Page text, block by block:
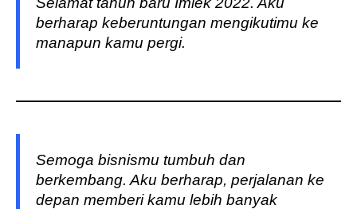
berharap keberuntungan mengikutimu ke
manapun kamu pergi.
Semoga bisnismu tumbuh dan
berkembang. Aku berharap, perjalanan ke
depan memberi kamu lebih banyak